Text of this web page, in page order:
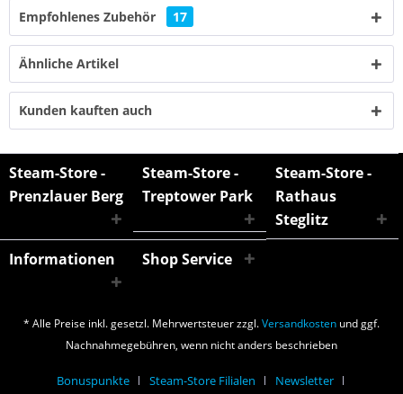
Empfohlenes Zubehör 17
Ähnliche Artikel
Kunden kauften auch
Steam-Store -
Prenzlauer Berg
Steam-Store -
Treptower Park
Steam-Store -
Rathaus
Steglitz
Informationen
Shop Service
* Alle Preise inkl. gesetzl. Mehrwertsteuer zzgl.Versandkosten und ggf.
Nachnahmegebühren, wenn nicht anders beschrieben
Bonuspunkte Steam-Store Filialen Newsletter